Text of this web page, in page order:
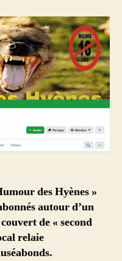
des Hyènes »
autour d’un
de « second
relaie